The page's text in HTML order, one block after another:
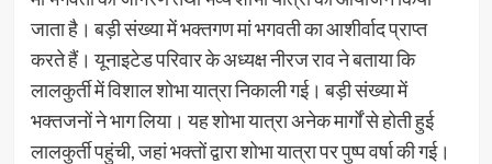
जाता है। बड़ी संख्या में भक्तगण मां भगवती का आशीर्वाद प्राप्त
करते हैं। यूनाइटेड परिवार के अध्यक्ष नीरज राव ने बताया कि
लालकुर्ती में विशाल शोभा यात्रा निकाली गई। बड़ी संख्या में
भक्तजनों ने भाग लिया। यह शोभा यात्रा अनेक मार्गों से होती हुई
लालकुर्ती पहुंची, जहां भक्तों द्वारा शोभा यात्रा पर पुष्प वर्षा की गई।